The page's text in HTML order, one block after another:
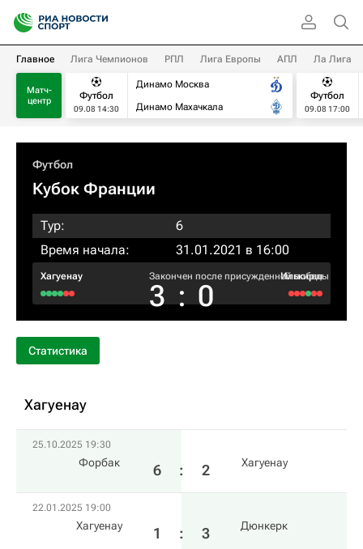
Главное Лига Чемпионов РПЛ Лига Европы АПЛ Ла Лига
Матч-
центр
Футбол
09.08 14:30
Динамо Москва
Динамо Махачкала
Футбол
09.08 17:00
Футбол
Кубок Франции
Тур:
6
Время начала:
31.01.2021 в 16:00
Хагуенау Закончен после присужденной победы
3 : 0
Илькирш
Статистика
Хагуенау
25.10.2025 19:30
Форбак 6 : 2 Хагуенау
22.01.2025 19:00
Хагуенау 1 : 3 Дюнкерк